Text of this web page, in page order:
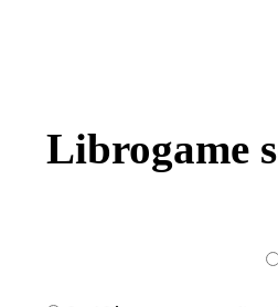
Librogame